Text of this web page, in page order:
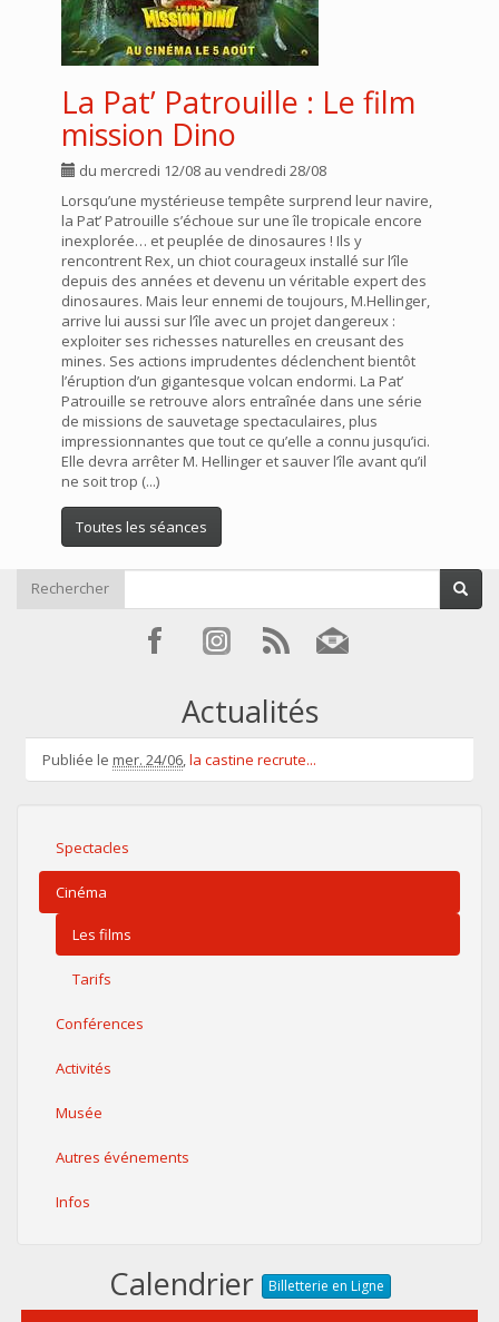
La Pat’ Patrouille : Le film
mission Dino
du mercredi 12/08 au vendredi 28/08
Lorsqu’une mystérieuse tempête surprend leur navire,
la Pat’ Patrouille s’échoue sur une île tropicale encore
inexplorée… et peuplée de dinosaures ! Ils y
rencontrent Rex, un chiot courageux installé sur l’île
depuis des années et devenu un véritable expert des
dinosaures. Mais leur ennemi de toujours, M.Hellinger,
arrive lui aussi sur l’île avec un projet dangereux :
exploiter ses richesses naturelles en creusant des
mines. Ses actions imprudentes déclenchent bientôt
l’éruption d’un gigantesque volcan endormi. La Pat’
Patrouille se retrouve alors entraînée dans une série
de missions de sauvetage spectaculaires, plus
impressionnantes que tout ce qu’elle a connu jusqu’ici.
Elle devra arrêter M. Hellinger et sauver l’île avant qu’il
ne soit trop (...)
Toutes les séances
Rechercher
Actualités
Publiée le mer. 24/06 la castine recrute...
Spectacles
Cinéma
Les films
Tarifs
Conférences
Activités
Musée
Autres événements
Infos
Calendrier Billetterie en Ligne